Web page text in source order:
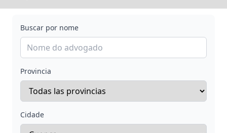
Buscar por nome
Provincia
Cidade